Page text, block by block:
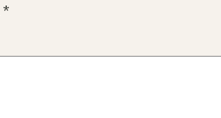
*